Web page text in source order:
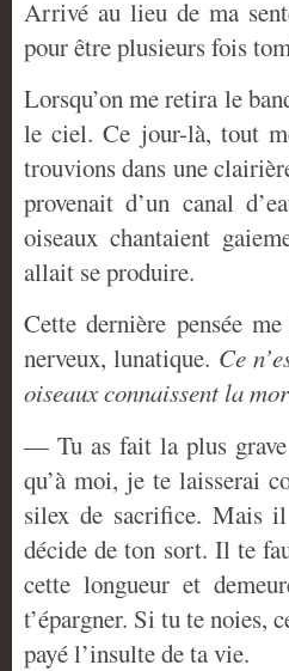
Arrivé au lieu de ma
pour être plusieurs fois
Lorsqu’on me retira le
le ciel. Ce jour-là, tout
trouvions dans une
provenait d’un canal
oiseaux chantaient
allait se produire.
Cette dernière pensée
nerveux, lunatique. Ce
oiseaux connaissent la
— Tu as fait la plus grave
qu’à moi, je te laisserai
silex de sacrifice. Mais
décide de ton sort. Il te
cette longueur et
t’épargner. Si tu te noies,
payé l’insulte de ta vie.